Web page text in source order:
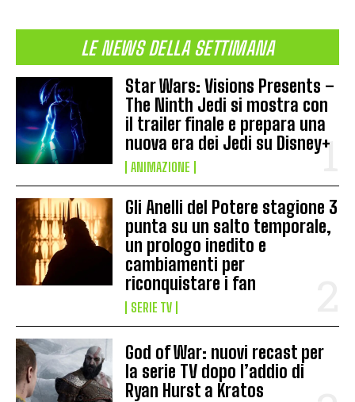
LE NEWS DELLA SETTIMANA
Star Wars: Visions Presents –
The Ninth Jedi si mostra con
il trailer finale e prepara una
nuova era dei Jedi su Disney+
ANIMAZIONE
Gli Anelli del Potere stagione 3
punta su un salto temporale,
un prologo inedito e
cambiamenti per
riconquistare i fan
SERIE TV
God of War: nuovi recast per
la serie TV dopo l’addio di
Ryan Hurst a Kratos